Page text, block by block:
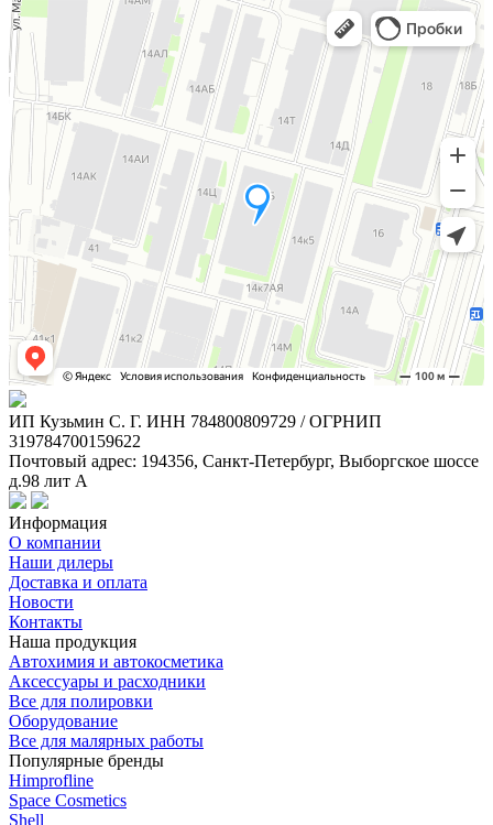
ИП Кузьмин C. Г. ИНН 784800809729 / ОГРНИП
319784700159622
Почтовый адрес: 194356, Санкт-Петербург, Выборгское шоссе
д.98 лит А
Информация
О компании
Наши дилеры
Доставка и оплата
Новости
Контакты
Наша продукция
Автохимия и автокосметика
Аксессуары и расходники
Все для полировки
Оборудование
Все для малярных работы
Популярные бренды
Himprofline
Space Cosmetics
Shell